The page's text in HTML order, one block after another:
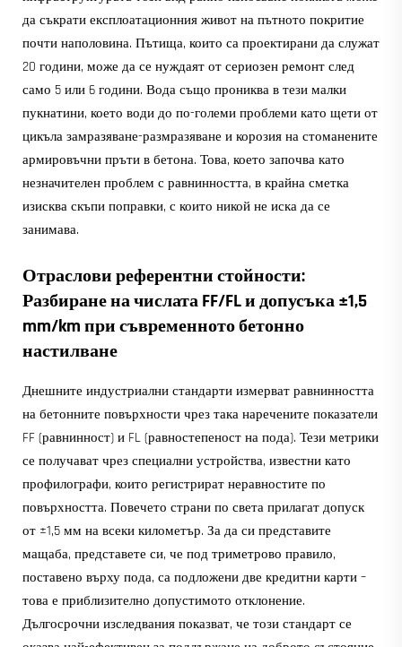
да съкрати експлоатационния живот на пътното покритие
почти наполовина. Пътища, които са проектирани да служат
20 години, може да се нуждаят от сериозен ремонт след
само 5 или 6 години. Вода също прониква в тези малки
пукнатини, което води до по-големи проблеми като щети от
цикъла замразяване-размразяване и корозия на стоманените
армировъчни пръти в бетона. Това, което започва като
незначителен проблем с равнинността, в крайна сметка
изисква скъпи поправки, с които никой не иска да се
занимава.
Отраслови референтни стойности:
Разбиране на числата FF/FL и допусъка ±1,5
mm/km при съвременното бетонно
настилване
Днешните индустриални стандарти измерват равнинността
на бетонните повърхности чрез така наречените показатели
FF (равнинност) и FL (равностепеност на пода). Тези метрики
се получават чрез специални устройства, известни като
профилографи, които регистрират неравностите по
повърхността. Повечето страни по света прилагат допуск
от ±1,5 мм на всеки километър. За да си представите
мащаба, представете си, че под триметрово правило,
поставено върху пода, са подложени две кредитни карти –
това е приблизително допустимото отклонение.
Дългосрочни изследвания показват, че този стандарт се